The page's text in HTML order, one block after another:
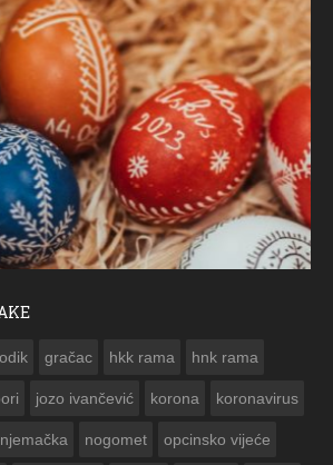
gračac hkk rama hnk rama
jozo ivančević korona koronavirus
njemačka nogomet opcinsko vijeće